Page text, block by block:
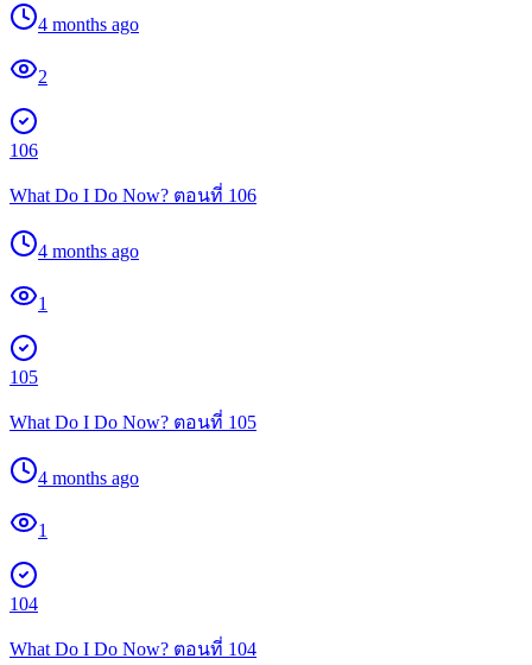
4 months ago
2
106
What Do I Do Now? ตอนที่ 106
4 months ago
1
105
What Do I Do Now? ตอนที่ 105
4 months ago
1
104
What Do I Do Now? ตอนที่ 104